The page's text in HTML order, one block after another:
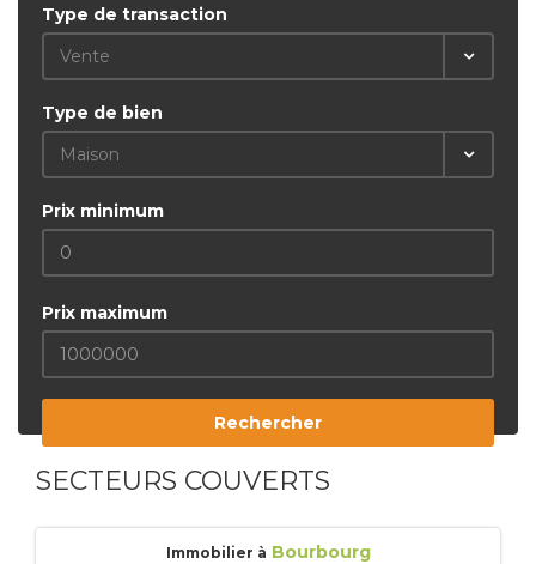
Type de transaction
Vente
Type de bien
Maison
Prix minimum
Prix maximum
Rechercher
SECTEURS COUVERTS
Immobilier à Bourbourg